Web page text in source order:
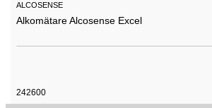
ALCOSENSE
Alkomätare Alcosense Excel
242600